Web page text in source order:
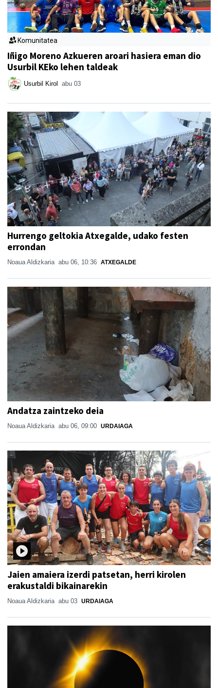
Komunitatea
Iñigo Moreno Azkueren aroari hasiera eman dio
Usurbil KEko lehen taldeak
Usurbil Kirol abu 03
Hurrengo geltokia Atxegalde, udako festen
errondan
Noaua Aldizkaria abu 06, 10:36 ATXEGALDE
Andatza zaintzeko deia
Noaua Aldizkaria abu 06, 09:00 URDAIAGA
Jaien amaiera izerdi patsetan, herri kirolen
erakustaldi bikainarekin
Noaua Aldizkaria abu 03 URDAIAGA